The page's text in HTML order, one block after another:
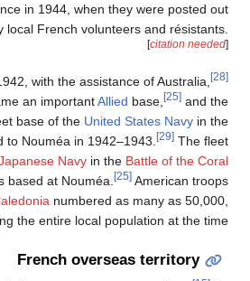
in 1944, when they were posted out
local French volunteers and résistants.
[citation needed
with the assistance of Australia,
an importantAlliedbase,
and the
base of theUnited States Navyin the
to Nouméa in 1942–1943.
[29]The fleet
Japanese Navyin theBattle of the Coral
based at Nouméa. [25]American troops
numbered as many as 50,000,
the entire local population at the time.
French overseas territory